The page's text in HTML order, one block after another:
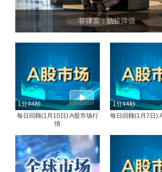
菲律宾：防疫降级
1分44秒
每日回顾(1月10日):A股市场行
情
1分44秒
每日回顾(1月7日